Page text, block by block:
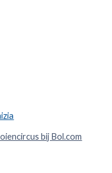
bij Bol.com